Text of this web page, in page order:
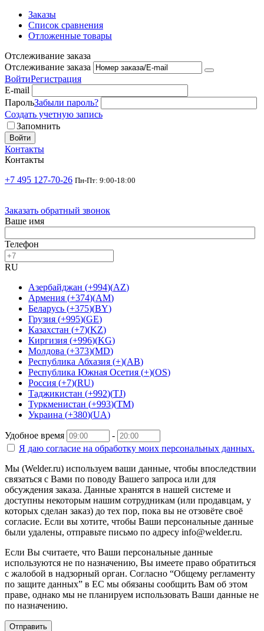
Заказы
Список сравнения
Отложенные товары
Отслеживание заказа
Отслеживание заказа
ВойтиРегистрация
E-mail
ПарольЗабыли пароль?
Создать учетную запись
Запомнить
Войти
Контакты
Контакты
+7 495 127-70-26 Пн-Пт: 9:00-18:00
Заказать обратный звонок
Ваше имя
Телефон
RU
Азербайджан (+994)(AZ)
Армения (+374)(AM)
Беларусь (+375)(BY)
Грузия (+995)(GE)
Казахстан (+7)(KZ)
Киргизия (+996)(KG)
Молдова (+373)(MD)
Республика Абхазия (+)(AB)
Республика Южная Осетия (+)(OS)
Россия (+7)(RU)
Таджикистан (+992)(TJ)
Туркменистан (+993)(TM)
Украина (+380)(UA)
Удобное время
-
Я даю согласие на обработку моих персональных данных.
Мы (Welder.ru) используем ваши данные, чтобы впоследствии
связаться с Вами по поводу Вашего запроса или для
обсуждения заказа. Данные хранятся в нашей системе и
доступны некоторым нашим сотрудникам (или продавцам, у
которых сделан заказ) до тех пор, пока вы не отзовёте своё
согласие. Если вы хотите, чтобы Ваши персональные данные
были удалены, отправьте письмо по адресу info@welder.ru.
Если Вы считаете, что Ваши персональные данные
используются не по назначению, Вы имеете право обратиться
с жалобой в надзорный орган. Согласно “Общему регламенту
по защите данных” в ЕС мы обязаны сообщить Вам об этом
праве, однако мы не планируем использовать Ваши данные не
по назначению.
Отправить